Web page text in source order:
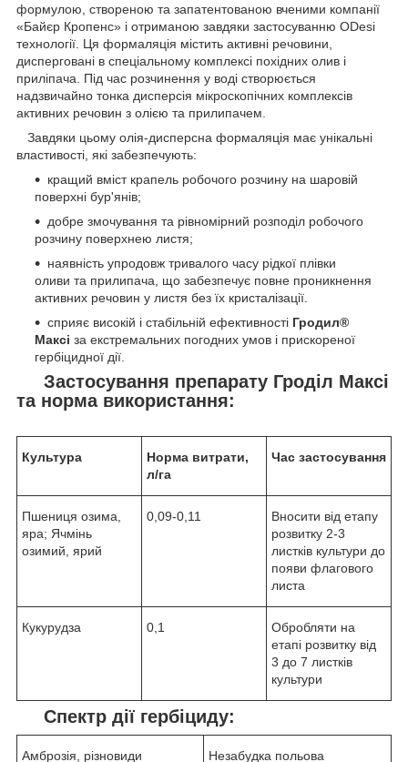
формулою, створеною та запатентованою вченими компанії
«Байєр Кропенс» і отриманою завдяки застосуванню ODesi
технології. Ця формаляція містить активні речовини,
дисперговані в спеціальному комплексі похідних олив і
приліпача. Під час розчинення у воді створюється
надзвичайно тонка дисперсія мікроскопічних комплексів
активних речовин з олією та прилипачем.
Завдяки цьому олія-дисперсна формаляція має унікальні
властивості, які забезпечують:
кращий вміст крапель робочого розчину на шаровій
поверхні бур'янів;
добре змочування та рівномірний розподіл робочого
розчину поверхнею листя;
наявність упродовж тривалого часу рідкої плівки
оливи та прилипача, що забезпечує повне проникнення
активних речовин у листя без їх кристалізації.
сприяє високій і стабільній ефективності Гродил®
Максі за екстремальних погодних умов і прискореної
гербіцидної дії.
Застосування препарату Гроділ Максі
та норма використання:
Культура
Норма витрати,
л/га
Час застосування
Пшениця озима,
яра; Ячмінь
озимий, ярий
0,09-0,11
Вносити від етапу
розвитку 2-3
листків культури до
появи флагового
листа
Кукурудза 0,1
Обробляти на
етапі розвитку від
3 до 7 листків
культури
Спектр дії гербіциду:
Амброзія, різновиди Незабудка польова